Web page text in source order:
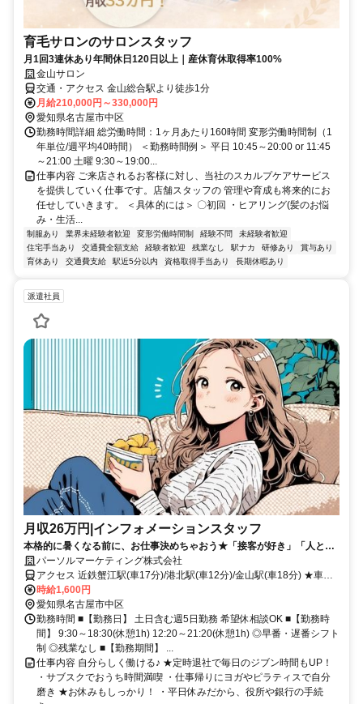
育毛サロンのサロンスタッフ
月1回3連休あり年間休日120日以上｜産休育休取得率100%
金山サロン
交通・アクセス 金山総合駅より徒歩1分
月給210,000円～330,000円
愛知県名古屋市中区
勤務時間詳細 総労働時間：1ヶ月あたり160時間 変形労働時間制（1
年単位/週平均40時間） ＜勤務時間例＞ 平日 10:45～20:00 or 11:45
～21:00 土曜 9:30～19:00...
仕事内容 ご来店されるお客様に対し、当社のスカルプケアサービス
を提供していく仕事です。店舗スタッフの 管理や育成も将来的にお
任せしていきます。 ＜具体的には＞ 〇初回 ・ヒアリング(髪のお悩
み・生活...
制服あり 業界未経験者歓迎 変形労働時間制 経験不問
未経験者歓迎
住宅手当あり
交通費全額支給 経験者歓迎 残業なし 駅ナカ 研修あり
賞与あり
育休あり
交通費支給 駅近5分以内 資格取得手当あり 長期休暇あり
派遣社員
月収26万円|インフォメーションスタッフ
本格的に暑くなる前に、お仕事決めちゃおう★「接客が好き」「人と話
すことが好き」そんな方必見♪定時退社&高時給1600円！
パーソルマーケティング株式会社
アクセス 近鉄蟹江駅(車17分)/港北駅(車12分)/金山駅(車18分) ★車・
バイク・自転車通勤OK ★直通バス有り
時給1,600円
愛知県名古屋市中区
勤務時間 ■【勤務日】 土日含む週5日勤務 希望休相談OK ■【勤務時
間】 9:30～18:30(休憩1h) 12:20～21:20(休憩1h) ◎早番・遅番シフト
制 ◎残業なし ■【勤務期間】 ...
仕事内容 自分らしく働ける♪ ★定時退社で毎日のジブン時間もUP！
・サブスクでおうち時間満喫 ・仕事帰りにヨガやピラティスで自分
磨き ★お休みもしっかり！ ・平日休みだから、役所や銀行の手続